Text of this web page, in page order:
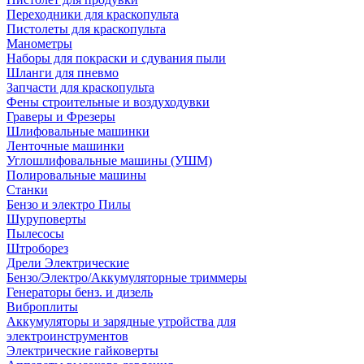
Переходники для краскопульта
Пистолеты для краскопульта
Манометры
Наборы для покраски и сдувания пыли
Шланги для пневмо
Запчасти для краскопульта
Фены строительные и воздуходувки
Граверы и Фрезеры
Шлифовальные машинки
Ленточные машинки
Углошлифовальные машины (УШМ)
Полировальные машины
Станки
Бензо и электро Пилы
Шуруповерты
Пылесосы
Штроборез
Дрели Электрические
Бензо/Электро/Аккумуляторные триммеры
Генераторы бенз. и дизель
Виброплиты
Аккумуляторы и зарядные утройства для
электроинструментов
Электрические гайковерты